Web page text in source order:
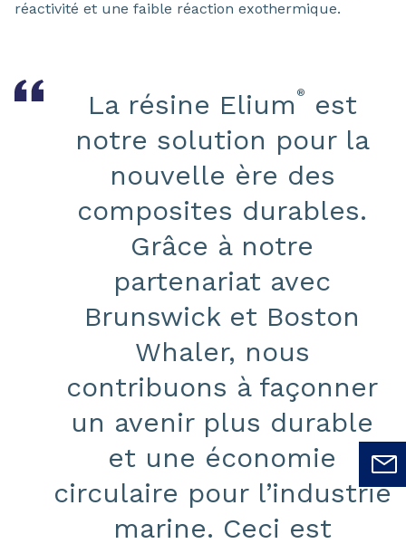
réactivité et une faible réaction exothermique.
La résine Elium ®
est
notre solution pour la
nouvelle ère des
composites durables.
Grâce à notre
partenariat avec
Brunswick et Boston
Whaler, nous
contribuons à façonner
un avenir plus durable
et une économie
circulaire pour l’industrie
marine. Ceci est